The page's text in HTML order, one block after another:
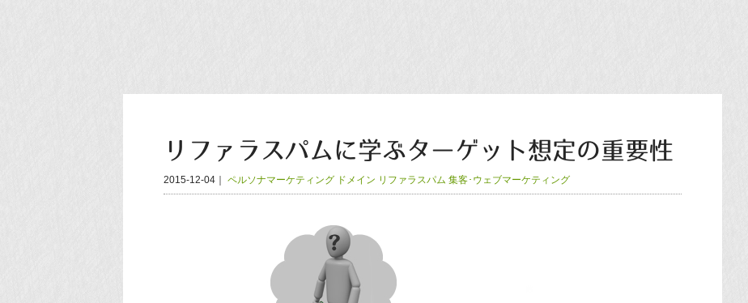
リファラスパムに学ぶターゲット想定の重要性
2015-12-04 ペルソナマーケティング ドメイン リファラスパム 集客･ウェブマーケティング